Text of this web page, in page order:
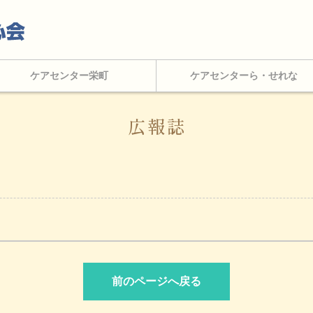
ケアセンター栄町 ケアセンターら・せれな
広報誌
前のページへ戻る